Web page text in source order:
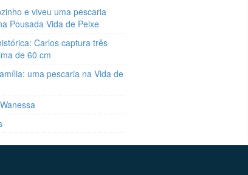
e viveu uma pescaria
Pousada Vida de Peixe
Carlos captura três
de 60 cm
uma pescaria na Vida de